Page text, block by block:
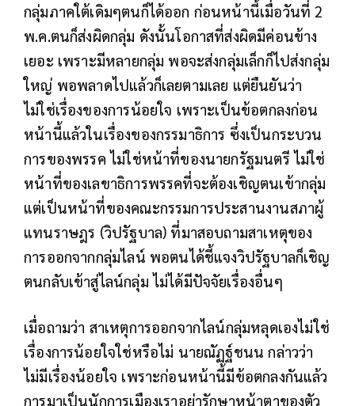
กลุ่มภาคใต้เดิมๆตนก็ได้ออก ก่อนหน้านี้เมื่อวันที่ 2
พ.ค.ตนก็ส่งผิดกลุ่ม ดังนั้นโอกาสที่ส่งผิดมีค่อนข้าง
เยอะ เพราะมีหลายกลุ่ม พอจะส่งกลุ่มเล็กก็ไปส่งกลุ่ม
ใหญ่ พอพลาดไปแล้วก็เลยตามเลย แต่ยืนยันว่า
ไม่ใช่เรื่องของการน้อยใจ เพราะเป็นข้อตกลงก่อน
หน้านี้แล้วในเรื่องของกรรมาธิการ ซึ่งเป็นกระบวน
การของพรรค ไม่ใช่หน้าที่ของนายกรัฐมนตรี ไม่ใช่
หน้าที่ของเลขาธิการพรรคที่จะต้องเชิญตนเข้ากลุ่ม
แต่เป็นหน้าที่ของคณะกรรมการประสานงานสภาผู้
แทนราษฎร (วิปรัฐบาล) ที่มาสอบถามสาเหตุของ
การออกจากกลุ่มไลน์ พอตนได้ชี้แจงวิปรัฐบาลก็เชิญ
ตนกลับเข้าสู่ไลน์กลุ่ม ไม่ได้มีปัจจัยเรื่องอื่นๆ
เมื่อถามว่า สาเหตุการออกจากไลน์กลุ่มหลุดเองไม่ใช่
เรื่องการน้อยใจใช่หรือไม่ นายณัฏฐ์ชนน กล่าวว่า
ไม่มีเรื่องน้อยใจ เพราะก่อนหน้านี้มีข้อตกลงกันแล้ว
การมาเป็นนักการเมืองเราอย่ารักษาหน้าตาของตัว